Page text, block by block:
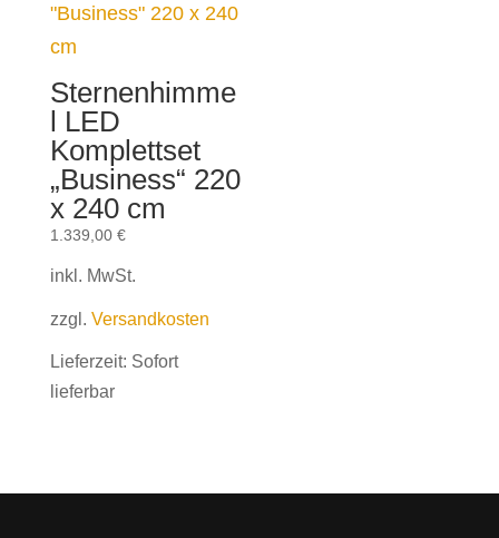
Sternenhimme
l LED
Komplettset
„Business“ 220
x 240 cm
1.339,00 €
inkl. MwSt.
zzgl. Versandkosten
Lieferzeit: Sofort
lieferbar